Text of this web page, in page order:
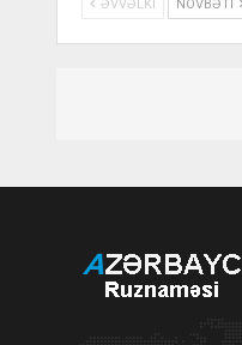
ƏVVƏLKI NÖVBƏTI